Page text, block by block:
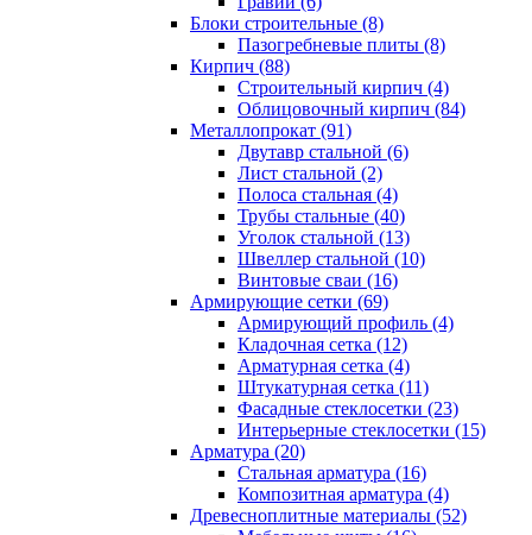
Блоки строительные (8)
Пазогребневые плиты (8)
Кирпич (88)
Строительный кирпич (4)
Облицовочный кирпич (84)
Металлопрокат (91)
Двутавр стальной (6)
Лист стальной (2)
Полоса стальная (4)
Трубы стальные (40)
Уголок стальной (13)
Швеллер стальной (10)
Винтовые сваи (16)
Армирующие сетки (69)
Армирующий профиль (4)
Кладочная сетка (12)
Арматурная сетка (4)
Штукатурная сетка (11)
Фасадные стеклосетки (23)
Интерьерные стеклосетки (15)
Арматура (20)
Стальная арматура (16)
Композитная арматура (4)
Древесноплитные материалы (52)